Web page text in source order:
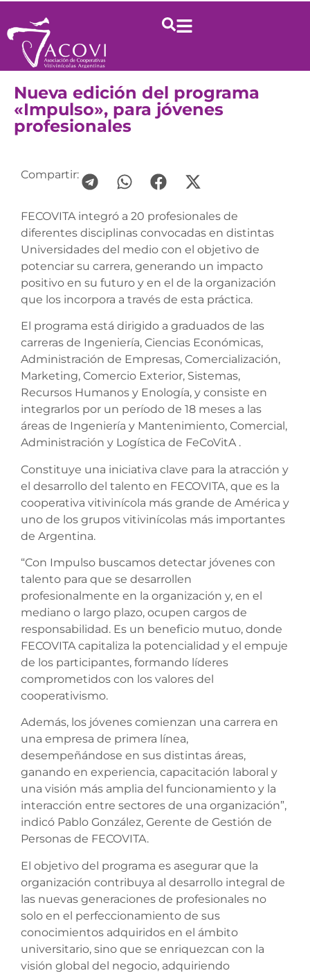
Nueva edición del programa
«Impulso», para jóvenes
profesionales
Compartir:
FECOVITA integró a 20 profesionales de
diferentes disciplinas convocadas en distintas
Universidades del medio con el objetivo de
potenciar su carrera, generando un impacto
positivo en su futuro y en el de la organización
que los incorpora a través de esta práctica.
El programa está dirigido a graduados de las
carreras de Ingeniería, Ciencias Económicas,
Administración de Empresas, Comercialización,
Marketing, Comercio Exterior, Sistemas,
Recursos Humanos y Enología, y consiste en
integrarlos por un período de 18 meses a las
áreas de Ingeniería y Mantenimiento, Comercial,
Administración y Logística de FeCoVitA .
Constituye una iniciativa clave para la atracción y
el desarrollo del talento en FECOVITA, que es la
cooperativa vitivinícola más grande de América y
uno de los grupos vitivinícolas más importantes
de Argentina.
“Con Impulso buscamos detectar jóvenes con
talento para que se desarrollen
profesionalmente en la organización y, en el
mediano o largo plazo, ocupen cargos de
responsabilidad. Es un beneficio mutuo, donde
FECOVITA capitaliza la potencialidad y el empuje
de los participantes, formando líderes
comprometidos con los valores del
cooperativismo.
Además, los jóvenes comienzan una carrera en
una empresa de primera línea,
desempeñándose en sus distintas áreas,
ganando en experiencia, capacitación laboral y
una visión más amplia del funcionamiento y la
interacción entre sectores de una organización”,
indicó Pablo González, Gerente de Gestión de
Personas de FECOVITA.
El objetivo del programa es asegurar que la
organización contribuya al desarrollo integral de
las nuevas generaciones de profesionales no
solo en el perfeccionamiento de sus
conocimientos adquiridos en el ámbito
universitario, sino que se enriquezcan con la
visión global del negocio, adquiriendo